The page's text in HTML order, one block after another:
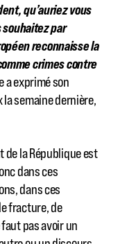
qu’auriez vous
souhaitez par
reconnaisse la
crimes contre
a exprimé son
semaine dernière,
de la République est
dans ces
dans ces
fracture, de
pas avoir un